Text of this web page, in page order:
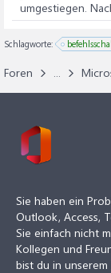
umgestiegen.
Schlagworte:
Foren ...
Sie haben ein
Outlook, Access,
Sie einfach nicht
Kollegen und
bist du in unserem